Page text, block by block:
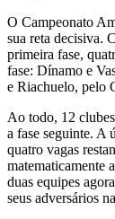
O Campeonato
sua reta decisiva.
primeira fase,
fase: Dínamo e
e Riachuelo, pelo
Ao todo, 12
a fase seguinte. A
quatro vagas
matematicamente
duas equipes
seus adversários